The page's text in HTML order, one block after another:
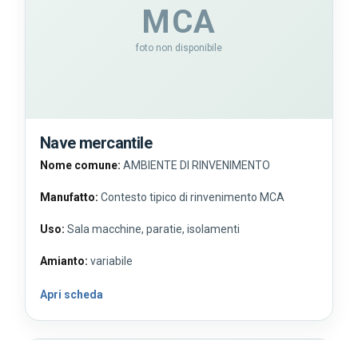
MCA
foto non disponibile
Nave mercantile
Nome comune: AMBIENTE DI RINVENIMENTO
Manufatto: Contesto tipico di rinvenimento MCA
Uso: Sala macchine, paratie, isolamenti
Amianto: variabile
Apri scheda